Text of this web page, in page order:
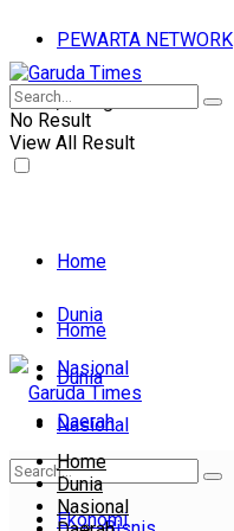
PEWARTA NETWORK
Sabtu, 08 Agu 2026
No Result
View All Result
Home
Dunia
Nasional
Daerah
Ekonomi
Home
Dunia
Nasional
Daerah
Ekonomi
Home
Dunia
Nasional